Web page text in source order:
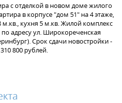
с отделкой в новом доме жилого
в корпусе "дом 51" на 4 этаже,
кухня 5 м.кв. Жилой комплекс
адресу ул. Широкореченская
Срок сдачи новостройки -
800 рублей.